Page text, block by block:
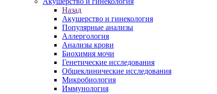
Назад
Акушерство и гинекология
Популярные анализы
Аллергология
Анализы крови
Биохимия мочи
Генетические исследования
Общеклинические исследования
Микробиология
Иммунология